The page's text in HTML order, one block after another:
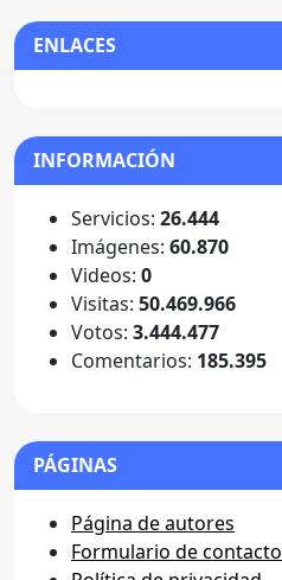
ENLACES
INFORMACIÓN
Servicios: 26.444
Imágenes: 60.870
Videos: 0
Visitas: 50.469.966
Votos: 3.444.477
Comentarios: 185.395
PÁGINAS
Página de autores
Formulario de contacto